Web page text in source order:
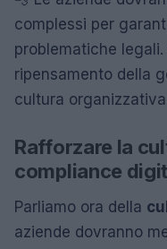
complessi per
problematiche
ripensamento della
cultura
Rafforzare la
compliance
Parliamo ora della
aziende dovranno